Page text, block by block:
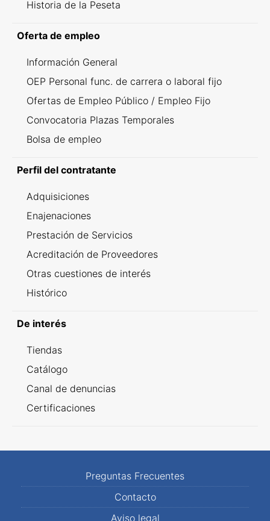
Historia de la Peseta
Oferta de empleo
Información General
OEP Personal func. de carrera o laboral fijo
Ofertas de Empleo Público / Empleo Fijo
Convocatoria Plazas Temporales
Bolsa de empleo
Perfil del contratante
Adquisiciones
Enajenaciones
Prestación de Servicios
Acreditación de Proveedores
Otras cuestiones de interés
Histórico
De interés
Tiendas
Catálogo
Canal de denuncias
Certificaciones
Preguntas Frecuentes
Contacto
Aviso legal